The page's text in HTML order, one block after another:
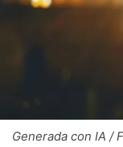
Generada con IA /